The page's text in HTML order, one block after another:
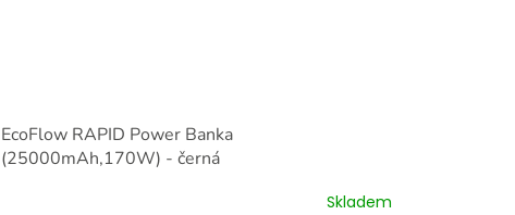
EcoFlow RAPID Power Banka
(25000mAh,170W) - černá
Skladem